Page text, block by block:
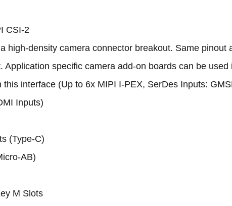
CSI-2
high-density camera connector breakout. Same pinout
Application specific camera add-on boards can be used
this interface (Up to 6x MIPI I-PEX, SerDes Inputs:
Inputs)
(Type-C)
AB)
M Slots